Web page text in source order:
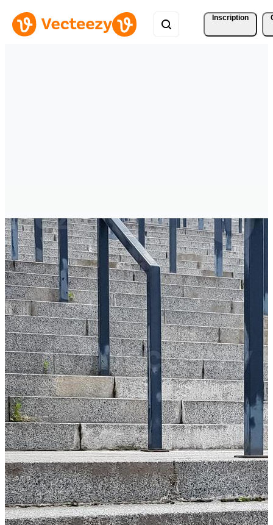
Inscription